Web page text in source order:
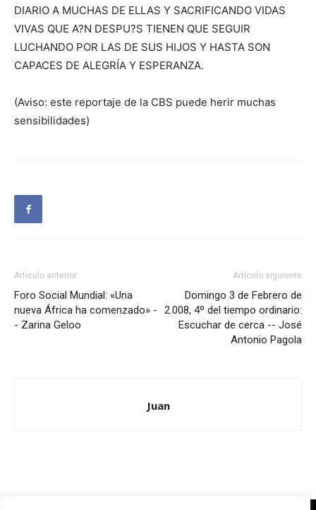
DIARIO A MUCHAS DE ELLAS Y SACRIFICANDO VIDAS
VIVAS QUE A?N DESPU?S TIENEN QUE SEGUIR
LUCHANDO POR LAS DE SUS HIJOS Y HASTA SON
CAPACES DE ALEGRÍA Y ESPERANZA.
(Aviso: este reportaje de la CBS puede herir muchas
sensibilidades)
Artículo anterior
Foro Social Mundial: «Una
nueva África ha comenzado» -
- Zarina Geloo
Artículo siguiente
Domingo 3 de Febrero de
2.008, 4º del tiempo ordinario:
Escuchar de cerca -- José
Antonio Pagola
Juan